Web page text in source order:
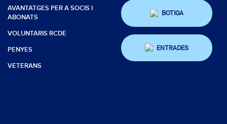
AVANTATGES PER A SOCIS I
ABONATS
VOLUNTARIS RCDE
PENYES
VETERANS
BOTIGA
ENTRADES